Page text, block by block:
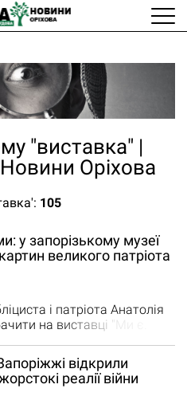
"виставка" |
Оріхова
105
у запорізькому музеї
великого патріота
і патріота Анатолія
на виставці "Ми є.
обласному художньому
-15 серпня
від травм, отриманих під
з життям. На
відкрили
реалії війни